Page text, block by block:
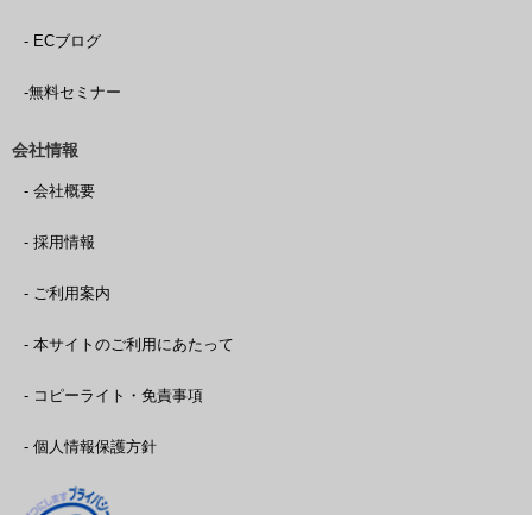
- ECブログ
-無料セミナー
会社情報
- 会社概要
- 採用情報
- ご利用案内
- 本サイトのご利用にあたって
- コピーライト・免責事項
- 個人情報保護方針